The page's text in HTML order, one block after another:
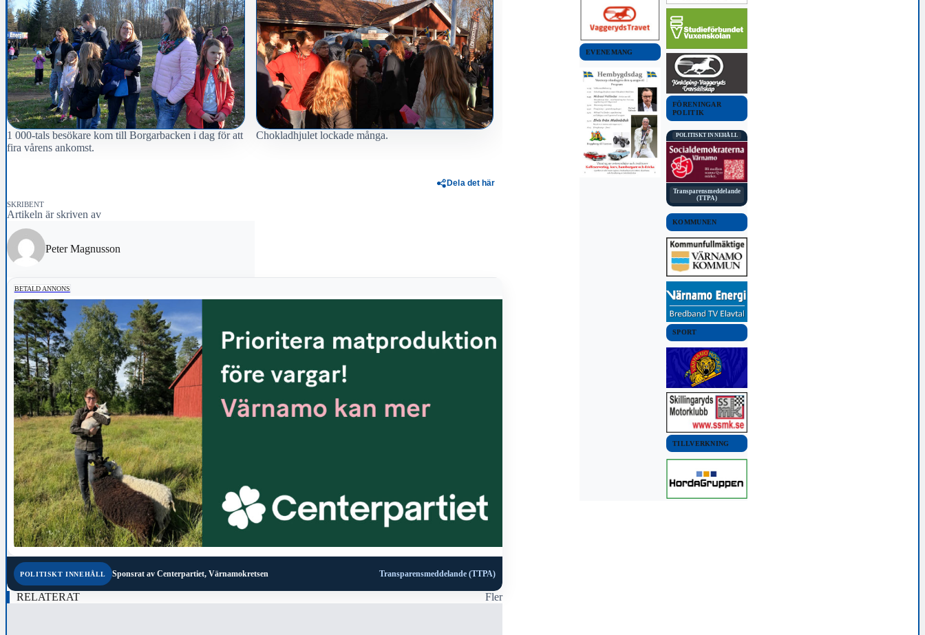
1 000-tals besökare kom till Borgarbacken i dag för att
fira vårens ankomst.
Chokladhjulet lockade många.
Dela det här
SKRIBENT
Artikeln är skriven av
Peter Magnusson
BETALD ANNONS
POLITISKT INNEHÅLL Sponsrat av Centerpartiet, Värnamokretsen Transparensmeddelande (TTPA)
RELATERAT Fler
EVENEMANG
FÖRENINGAR
POLITIK
POLITISKT INNEHÅLL
Transparensmeddelande
(TTPA)
KOMMUNEN
SPORT
TILLVERKNING